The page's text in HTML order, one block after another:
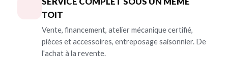
TOIT
Vente, financement, atelier mécanique certifié,
pièces et accessoires, entreposage saisonnier. De
l'achat à la revente.